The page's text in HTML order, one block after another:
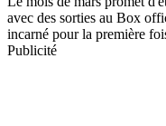
avec des sorties au Box
incarné pour la première
Publicité